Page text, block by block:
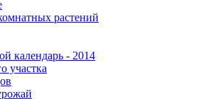
растений
календарь - 2014
участка